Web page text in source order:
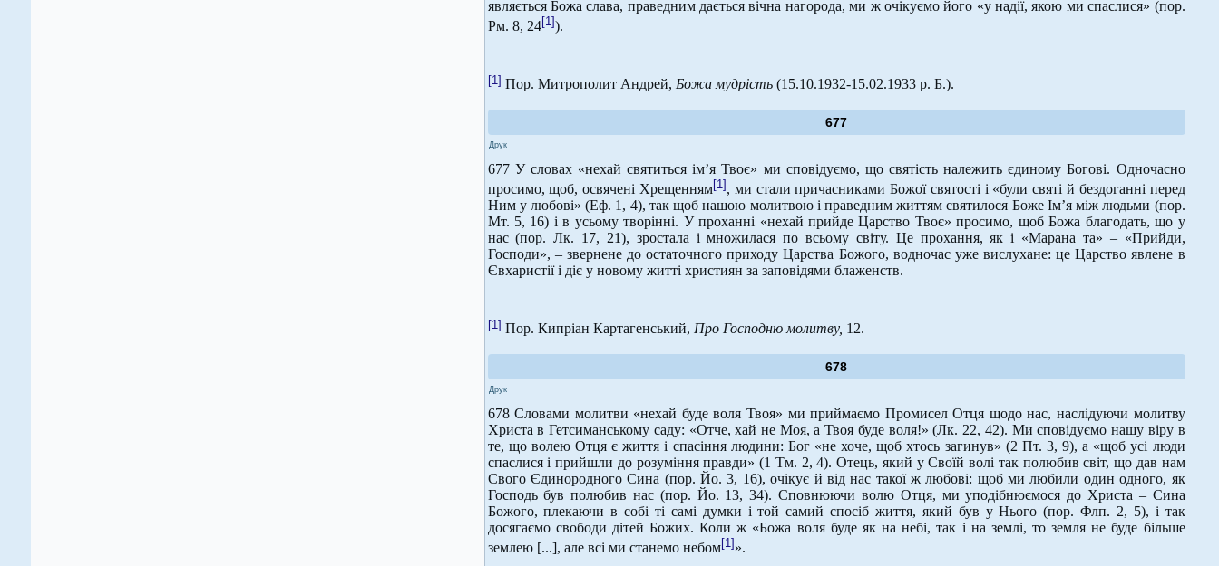
являється Божа слава, праведним дається вічна нагорода, ми ж очікуємо його «у надії, якою ми спаслися» (пор.
Рм. 8, 24[1]).
[1] Пор. Митрополит Андрей, Божа мудрість (15.10.1932-15.02.1933 р. Б.).
677
Друк
677 У словах «нехай святиться ім’я Твоє» ми сповідуємо, що святість належить єдиному Богові. Одночасно
просимо, щоб, освячені Хрещенням[1] , ми стали причасниками Божої святості і «були святі й бездоганні перед
Ним у любові» (Еф. 1, 4), так щоб нашою молитвою і праведним життям святилося Боже Ім’я між людьми (пор.
Мт. 5, 16) і в усьому творінні. У проханні «нехай прийде Царство Твоє» просимо, щоб Божа благодать, що у
нас (пор. Лк. 17, 21), зростала і множилася по всьому світу. Це прохання, як і «Марана та» – «Прийди,
Господи», – звернене до остаточного приходу Царства Божого, водночас уже вислухане: це Царство явлене в
Євхаристії і діє у новому житті християн за заповідями блаженств.
[1] Пор. Кипріан Картагенський, Про Господню молитву, 12.
678
Друк
678 Словами молитви «нехай буде воля Твоя» ми приймаємо Промисел Отця щодо нас, наслідуючи молитву
Христа в Гетсиманському саду: «Отче, хай не Моя, а Твоя буде воля!» (Лк. 22, 42). Ми сповідуємо нашу віру в
те, що волею Отця є життя і спасіння людини: Бог «не хоче, щоб хтось загинув» (2 Пт. 3, 9), а «щоб усі люди
спаслися і прийшли до розуміння правди» (1 Тм. 2, 4). Отець, який у Своїй волі так полюбив світ, що дав нам
Свого Єдинородного Сина (пор. Йо. 3, 16), очікує й від нас такої ж любові: щоб ми любили один одного, як
Господь був полюбив нас (пор. Йо. 13, 34). Сповнюючи волю Отця, ми уподібнюємося до Христа – Сина
Божого, плекаючи в собі ті самі думки і той самий спосіб життя, який був у Нього (пор. Флп. 2, 5), і так
досягаємо свободи дітей Божих. Коли ж «Божа воля буде як на небі, так і на землі, то земля не буде більше
землею [...], але всі ми станемо небом[1] ».